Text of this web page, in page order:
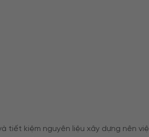
tiết kiệm nguyên liệu xây dựng nên